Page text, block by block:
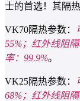
士的首选！其隔
VK70隔热参数：
55%；红外线阻
率：99.9%。
VK25隔热参数：
68%；红外线阻